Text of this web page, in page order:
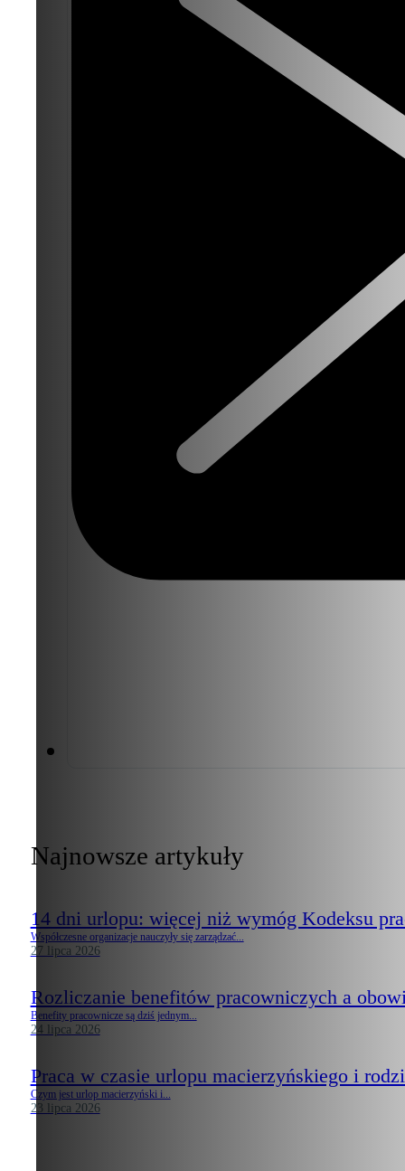
Najnowsze artykuły
14 dni urlopu: więcej niż wymóg Kodeksu
Współczesne organizacje nauczyły się zarządzać...
27 lipca 2026
Rozliczanie benefitów pracowniczych a
Benefity pracownicze są dziś jednym...
24 lipca 2026
Praca w czasie urlopu macierzyńskiego i
Czym jest urlop macierzyński i...
23 lipca 2026